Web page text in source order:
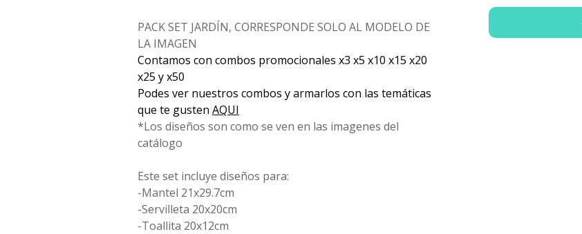
PACK SET JARDÍN, CORRESPONDE SOLO AL MODELO DE
LA IMAGEN
Contamos con combos promocionales x3 x5 x10 x15 x20
x25 y x50
Podes ver nuestros combos y armarlos con las temáticas
que te gusten AQUI
*Los diseños son como se ven en las imagenes del
catálogo
Este set incluye diseños para:
-Mantel 21x29.7cm
-Servilleta 20x20cm
-Toallita 20x12cm